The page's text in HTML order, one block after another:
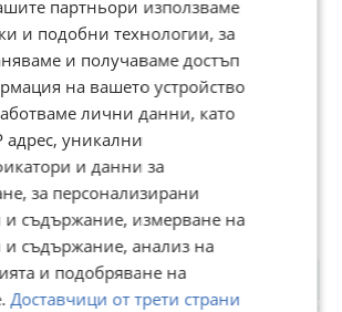
Продава ПАРЦЕЛ,
гр. Пловдив,
Беломорски
70 000 €
Продава ПАРЦЕЛ,
гр. Пловдив,
Беломорски
65 900 €
партньори използваме
и подобни технологии, за
и получаваме достъп
на вашето устройство
лични данни, като
адрес, уникални
и данни за
за персонализирани
и съдържание, измерване на
и съдържание, анализ на
и подобряване на
Доставчици от трети страни